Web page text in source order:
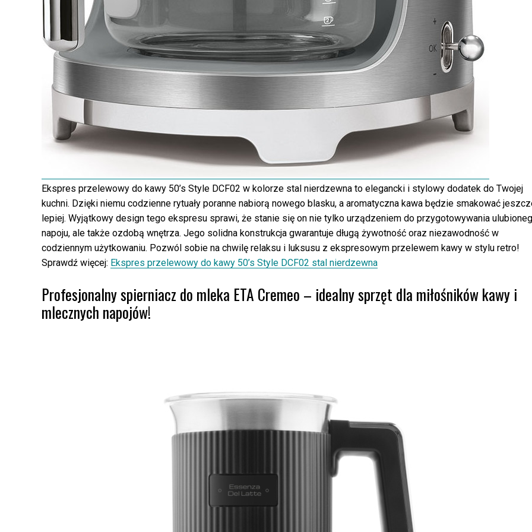
Ekspres przelewowy do kawy 50’s Style DCF02 w kolorze stal nierdzewna to elegancki i stylowy dodatek do Twojej
kuchni. Dzięki niemu codzienne rytuały poranne nabiorą nowego blasku, a aromatyczna kawa będzie smakować
lepiej. Wyjątkowy design tego ekspresu sprawi, że stanie się on nie tylko urządzeniem do przygotowywania
napoju, ale także ozdobą wnętrza. Jego solidna konstrukcja gwarantuje długą żywotność oraz niezawodność w
codziennym użytkowaniu. Pozwól sobie na chwilę relaksu i luksusu z ekspresowym przelewem kawy w stylu retro!
Sprawdź więcej: Ekspres przelewowy do kawy 50’s Style DCF02 stal nierdzewna
Profesjonalny spierniacz do mleka ETA Cremeo – idealny sprzęt dla miłośników kawy i
mlecznych napojów!